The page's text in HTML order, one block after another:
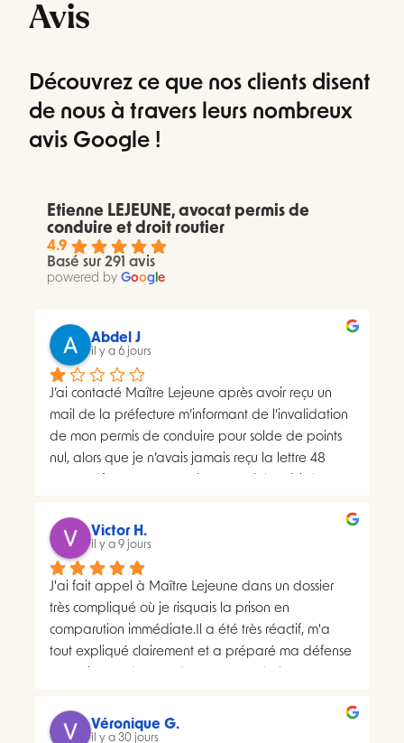
Avis
Découvrez ce que nos clients disent
de nous à travers leurs nombreux
avis Google !
Etienne LEJEUNE, avocat permis de
conduire et droit routier
4.9
Basé sur 291 avis
powered by Goog e
Abdel J
il y a 6 jours
J’ai contacté Maître Lejeune après avoir reçu un
mail de la préfecture m’informant de l’invalidation
de mon permis de conduire pour solde de points
nul, alors que je n’avais jamais reçu la lettre 48
distributions à deux dates différentes, ce qui me
semblait présenter une anomalie nécessitant une
analyse juridique.Après avoir consulté les
nombreux avis positifs concernant Maître Lejeune,
je lui ai envoyé par courriel l’intégralité de mon
dossier. Je lui ai également demandé, à plusieurs
reprises, de m’indiquer clairement le montant de
proposé un rendez-vous de 30 minutes facturé
Victor H.
il y a 9 jours
J'ai fait appel à Maître Lejeune dans un dossier
très compliqué où je risquais la prison en
comparution immédiate.Il a été très réactif, m'a
tout expliqué clairement et a préparé ma défense
sérieux, humain et très investi. Merci encore pour
tout, je le recommande sans hésiter.
Véronique G.
il y a 30 jours